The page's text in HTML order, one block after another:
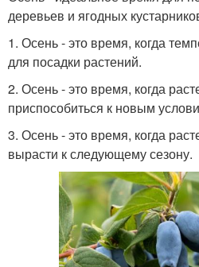
деревьев и ягодных
1. Осень - это время, когда
для посадки растений.
2. Осень - это время, когда
приспособиться к новым
3. Осень - это время, когда
вырасти к следующему сезону.